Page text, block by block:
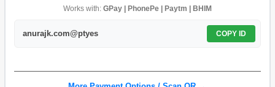
Works with: GPay | PhonePe | Paytm | BHIM
anurajk.com@ptyes COPY ID